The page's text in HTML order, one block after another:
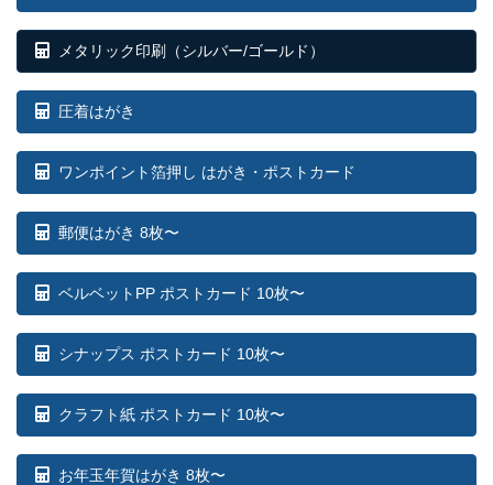
メタリック印刷（シルバー/ゴールド）
圧着はがき
ワンポイント箔押し はがき・ポストカード
郵便はがき 8枚〜
ベルベットPP ポストカード 10枚〜
シナップス ポストカード 10枚〜
クラフト紙 ポストカード 10枚〜
お年玉年賀はがき 8枚〜